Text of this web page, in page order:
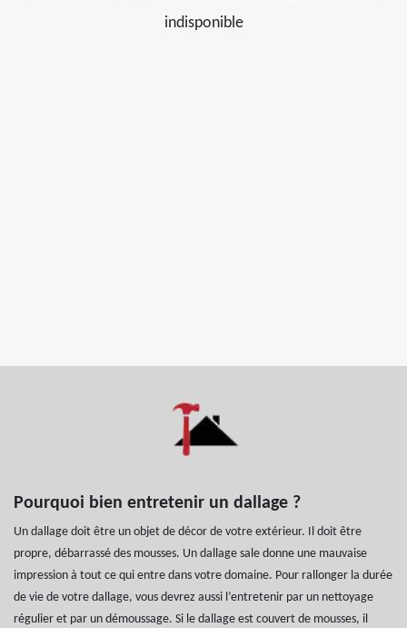
indisponible
Pourquoi bien entretenir un dallage ?
Un dallage doit être un objet de décor de votre extérieur. Il doit être
propre, débarrassé des mousses. Un dallage sale donne une mauvaise
impression à tout ce qui entre dans votre domaine. Pour rallonger la durée
de vie de votre dallage, vous devrez aussi l’entretenir par un nettoyage
régulier et par un démoussage. Si le dallage est couvert de mousses, il